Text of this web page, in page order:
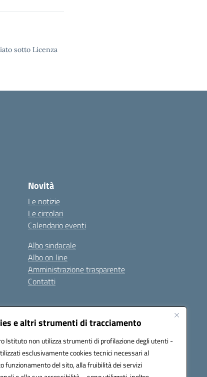
e altri strumenti di tracciamento
Istituto non utilizza strumenti di profilazione degli utenti -
esclusivamente cookies tecnici necessari al
funzionamento del sito, alla fruibilità dei servizi
sotto Licenza
Novità
Le notizie
Le circolari
Calendario eventi
Albo sindacale
Albo on line
Amministrazione trasparente
Contatti